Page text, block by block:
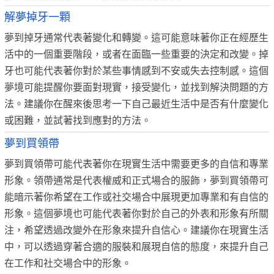
解夢掉牙一顆
夢到掉牙通常代表著變化和轉變。這可能意味著你正在經歷生
活中的一個重要階段，或者在面臨一些重要的決定和改變。掉
牙也可能代表著你對於某些事情感到不安或失去控制感。這個
夢境可能提醒你要面對現實，接受變化，並找到解決問題的方
法。建議你在醒來後思考一下自己最近生活中是否有什麼變化
或困難，並試著找到應對的方法。
夢到買領帶
夢到買領帶可能代表著你在現實生活中需要更多的自信和專業
形象。領帶通常是代表權威和正式場合的服飾，夢到買領帶可
能暗示著你希望在工作或社交場合中展現更加專業和有自信的
形象。這個夢境也可能代表著你對於自己的外表和形象有所關
注，希望透過改變外在形象來提升自信心。建議你在現實生活
中，可以透過穿著合適的服裝和展現自信的態度，來提升自己
在工作和社交場合中的形象。